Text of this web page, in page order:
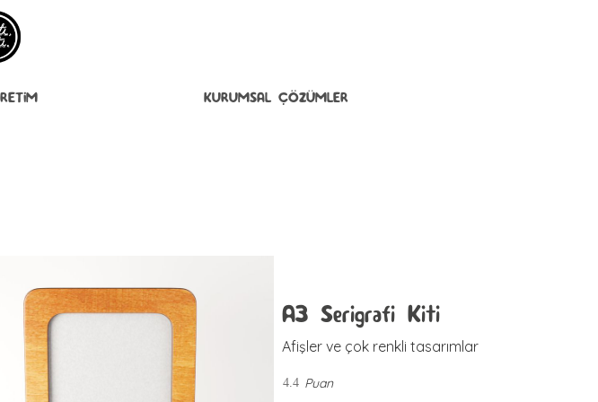
KURUMSAL ÇÖZÜMLER
A3 Serigrafi Kiti
Afişler ve çok renkli tasarımlar
4.4 Puan